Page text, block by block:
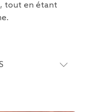
tout en étant